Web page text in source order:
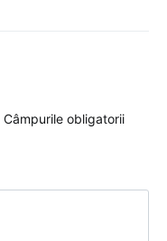
Câmpurile obligatorii